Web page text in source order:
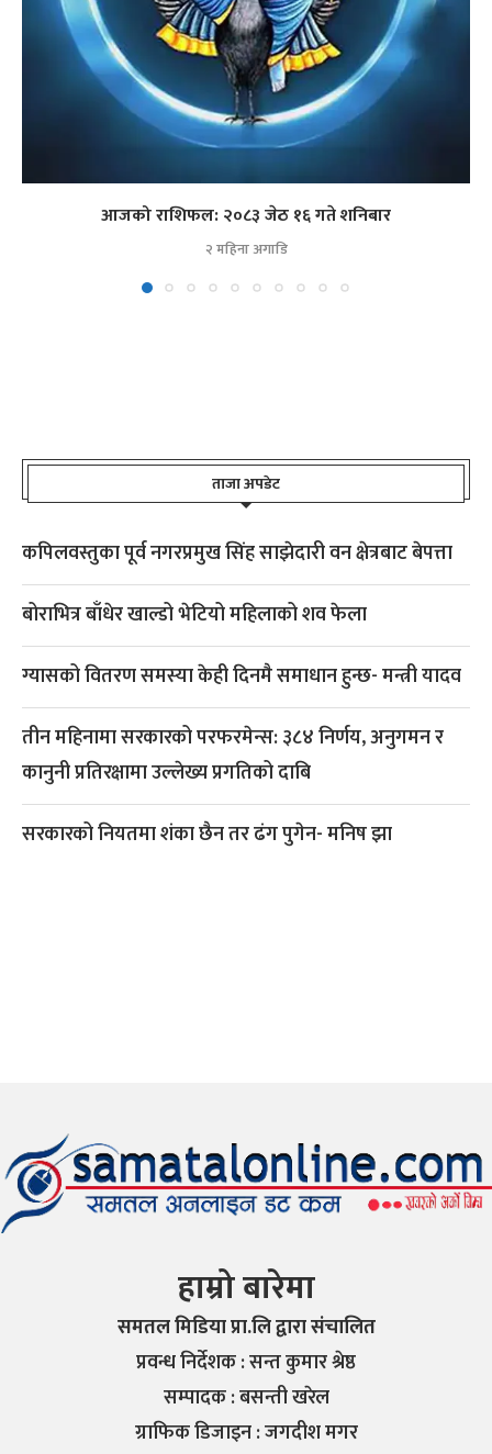
आजको राशिफल: २०८३ जेठ १६ गते शनिबार
२ महिना अगाडि
ताजा अपडेट
कपिलवस्तुका पूर्व नगरप्रमुख सिंह साझेदारी वन क्षेत्रबाट बेपत्ता
बोराभित्र बाँधेर खाल्डो भेटियो महिलाको शव फेला
ग्यासको वितरण समस्या केही दिनमै समाधान हुन्छ- मन्त्री यादव
तीन महिनामा सरकारको परफरमेन्स: ३८४ निर्णय, अनुगमन र
कानुनी प्रतिरक्षामा उल्लेख्य प्रगतिको दाबि
सरकारको नियतमा शंका छैन तर ढंग पुगेन- मनिष झा
हाम्रो बारेमा
समतल मिडिया प्रा.लि द्वारा संचालित
प्रवन्ध निर्देशक : सन्त कुमार श्रेष्ठ
सम्पादक : बसन्ती खरेल
ग्राफिक डिजाइन : जगदीश मगर